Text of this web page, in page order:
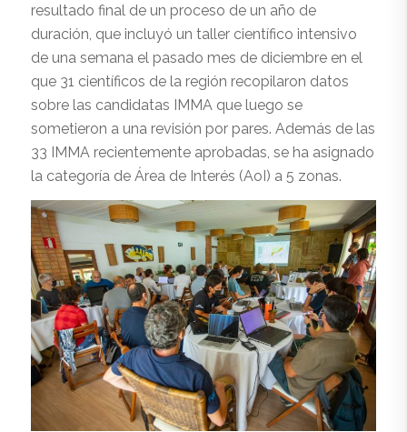
resultado final de un proceso de un año de
duración, que incluyó un taller científico intensivo
de una semana el pasado mes de diciembre en el
que 31 científicos de la región recopilaron datos
sobre las candidatas IMMA que luego se
sometieron a una revisión por pares. Además de las
33 IMMA recientemente aprobadas, se ha asignado
la categoría de Área de Interés (AoI) a 5 zonas.